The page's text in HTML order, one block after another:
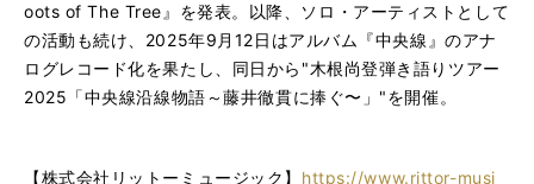
oots of The Tree』を発表。以降、ソロ・アーティストとして
の活動も続け、2025年9月12日はアルバム『中央線』のアナ
ログレコード化を果たし、同日から"木根尚登弾き語りツアー
2025「中央線沿線物語～藤井徹貫に捧ぐ〜」"を開催。
【株式会社リットーミュージック】 https://www.rittor-musi